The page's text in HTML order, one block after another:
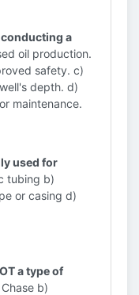
a
oil production.
safety. c)
depth. d)
maintenance.
used for
tubing b)
or casing d)
a type of
b)